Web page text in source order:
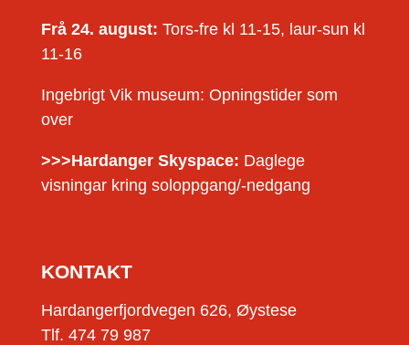
Frå 24. august: Tors-fre kl 11-15, laur-sun kl
11-16
Ingebrigt Vik museum: Opningstider som
over
>>>Hardanger Skyspace: Daglege
visningar kring soloppgang/-nedgang
KONTAKT
Hardangerfjordvegen 626, Øystese
Tlf. 474 79 987